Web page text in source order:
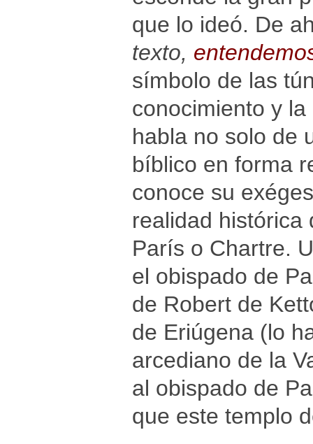
que lo ideó. De
texto,
símbolo de las
conocimiento y
habla no solo de
bíblico en forma
conoce su
realidad histórica
París o Chartre.
el obispado de
de Robert de
de Eriúgena (lo
arcediano de la
al obispado de
que este templo